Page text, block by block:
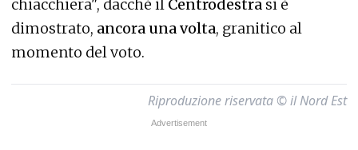
chiacchiera", dacché il Centrodestra si è
dimostrato, ancora una volta, granitico al
momento del voto.
Riproduzione riservata © il Nord Est